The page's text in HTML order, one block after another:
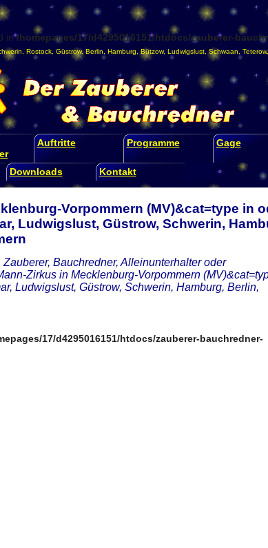
in/homepages/17/d4295016151/htdocs/zauberer-
Rostock Güstrow,Berlin Hamburg ,Bützow, Ludwigslust ,Schwaan Teterow,
Auftritte Programme Gage
Downloads Kontakt
Vorpommern (MV)&cat=type in
Ludwigslust, Güstrow, Schwerin,
Bauchredner, Alleinunterhalter oder
Zirkus in Mecklenburg-Vorpommern
Ludwigslust, Güstrow, Schwerin, Hamburg, Berlin,
17/d4295016151/htdocs/zauberer-bauchredner-